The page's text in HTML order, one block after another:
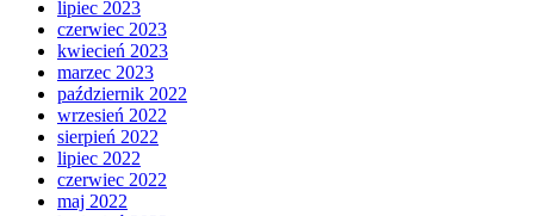
lipiec 2023
czerwiec 2023
kwiecień 2023
marzec 2023
październik 2022
wrzesień 2022
sierpień 2022
lipiec 2022
czerwiec 2022
maj 2022